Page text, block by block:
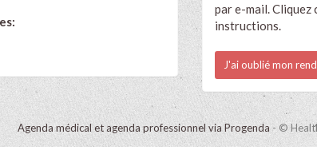
par e-mail. Cliquez
instructions.
J'ai oublié mon
Agenda médical et agenda professionnel via Progenda - ©